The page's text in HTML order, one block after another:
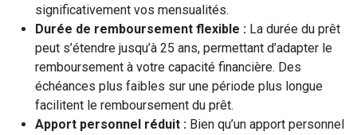
significativement vos mensualités.
Durée de remboursement flexible : La durée du prêt
peut s’étendre jusqu’à 25 ans, permettant d’adapter le
remboursement à votre capacité financière. Des
échéances plus faibles sur une période plus longue
facilitent le remboursement du prêt.
Apport personnel réduit : Bien qu’un apport personnel